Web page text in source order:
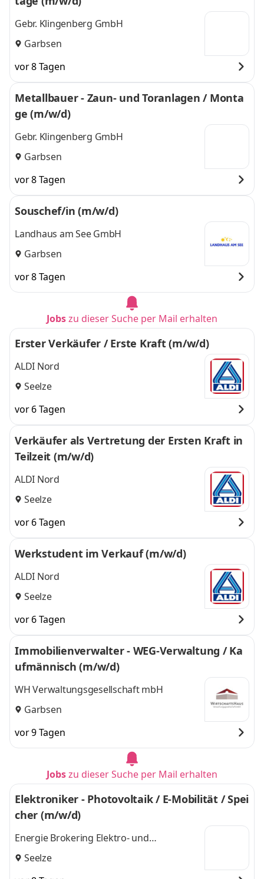
Gebr. Klingenberg GmbH
Garbsen
vor 8 Tagen
Metallbauer - Zaun- und Toranlagen / Monta
ge (m/w/d)
Gebr. Klingenberg GmbH
Garbsen
vor 8 Tagen
Souschef/in (m/w/d)
Landhaus am See GmbH
Garbsen
vor 8 Tagen
Jobszu dieser Suche per Mail erhalten
Erster Verkäufer / Erste Kraft (m/w/d)
ALDI Nord
Seelze
vor 6 Tagen
Verkäufer als Vertretung der Ersten Kraft in
Teilzeit (m/w/d)
ALDI Nord
Seelze
vor 6 Tagen
Werkstudent im Verkauf (m/w/d)
ALDI Nord
Seelze
vor 6 Tagen
Immobilienverwalter - WEG-Verwaltung / Ka
ufmännisch (m/w/d)
WH Verwaltungsgesellschaft mbH
Garbsen
vor 9 Tagen
Jobszu dieser Suche per Mail erhalten
Elektroniker - Photovoltaik / E-Mobilität / Spei
cher (m/w/d)
Energie Brokering Elektro- und
Montagetechnik GmbH
Seelze